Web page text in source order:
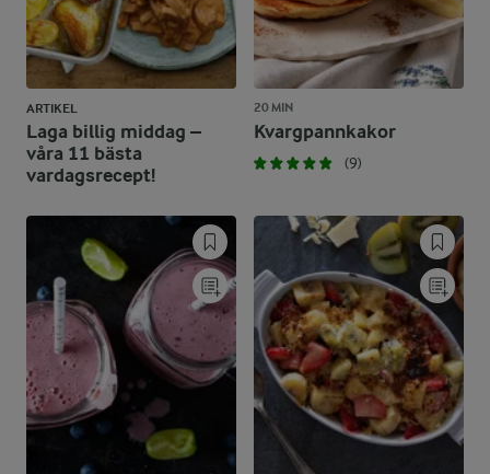
ARTIKEL
Laga billig middag –
våra 11 bästa
vardagsrecept!
20 MIN
Kvargpannkakor
(9)